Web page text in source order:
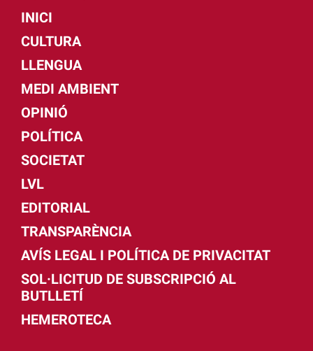
INICI
CULTURA
LLENGUA
MEDI AMBIENT
OPINIÓ
POLÍTICA
SOCIETAT
LVL
EDITORIAL
TRANSPARÈNCIA
AVÍS LEGAL I POLÍTICA DE PRIVACITAT
SOL·LICITUD DE SUBSCRIPCIÓ AL
BUTLLETÍ
HEMEROTECA